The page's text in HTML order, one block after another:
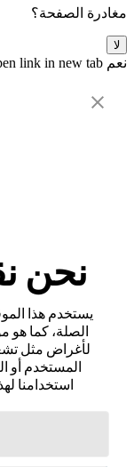
مغادرة الصفحة؟
لا
نعم link in new tab
نحن
يستخدم هذا
الصلة، كما
لأغراض مثل
المستخدم أو
استخدامنا